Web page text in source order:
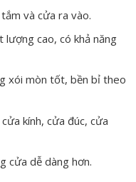
và cửa ra vào.
lượng cao, có khả năng
xói mòn tốt, bền bỉ theo
kính, cửa đúc, cửa
cửa dễ dàng hơn.